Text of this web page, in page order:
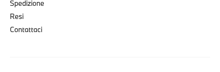
Spedizione
Resi
Contattaci